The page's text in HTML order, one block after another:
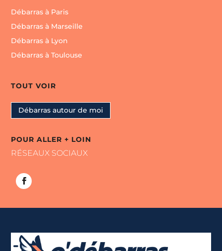
Débarras à Paris
Débarras à Marseille
Débarras à Lyon
Débarras à Toulouse
TOUT VOIR
Débarras autour de moi
POUR ALLER + LOIN
RÉSEAUX SOCIAUX